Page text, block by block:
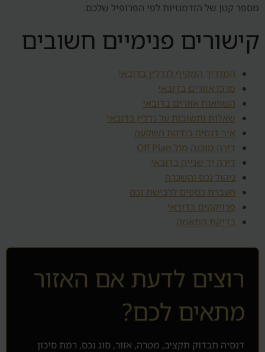
מספר קטן של הזדמנויות לפי הפרופיל שלכם.
קישורים פנימיים חשובים
המדריך המקיף לנדל״ן בדובאי
מרכז אזורים בדובאי
השוואות אזורים בדובאי
שאלות ותשובות על נדל״ן בדובאי
איך דנסיה בודקת השקעה
דירה מוכנה מול Off Plan
דירה יד שנייה בדובאי
ניהול נכס והשכרה
העברת כספים לרכישת נכס
פרויקטים בדובאי
בדיקת התאמה
רוצים לדעת אם האזור
מתאים לכם?
דנסיה תבדוק תקציב, מטרה, אזור, סוג נכס, רמת סיכון